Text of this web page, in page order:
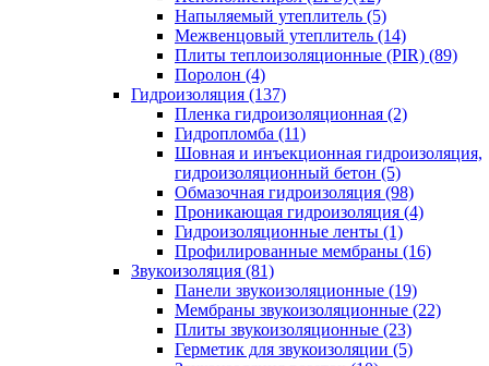
Напыляемый утеплитель (5)
Межвенцовый утеплитель (14)
Плиты теплоизоляционные (PIR) (89)
Поролон (4)
Гидроизоляция (137)
Пленка гидроизоляционная (2)
Гидропломба (11)
Шовная и инъекционная гидроизоляция,
гидроизоляционный бетон (5)
Обмазочная гидроизоляция (98)
Проникающая гидроизоляция (4)
Гидроизоляционные ленты (1)
Профилированные мембраны (16)
Звукоизоляция (81)
Панели звукоизоляционные (19)
Мембраны звукоизоляционные (22)
Плиты звукоизоляционные (23)
Герметик для звукоизоляции (5)